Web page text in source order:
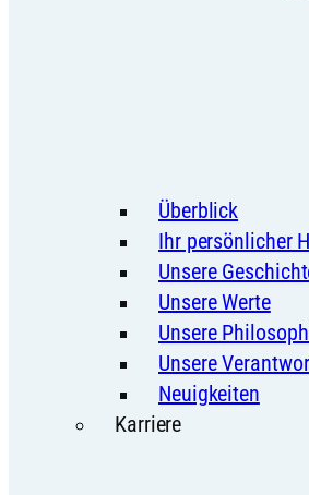
Überblick
Ihr persönlicher
Unsere
Unsere Werte
Unsere
Unsere
Neuigkeiten
Karriere